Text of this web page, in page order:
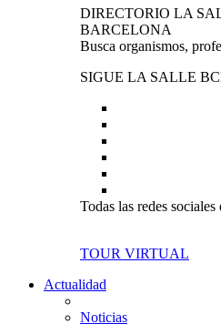
DIRECTORIO LA
BARCELONA
Busca organismos,
SIGUE LA SALLE
Todas las redes
TOUR VIRTUAL
Actualidad
Noticias